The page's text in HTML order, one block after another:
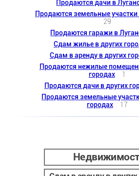
Продаются дачи в
Продаются земельные участки
29
Продаются гаражи в
Сдам жилье в других
Сдам в аренду в других
Продаются нежилые
городах
1
Продаются дачи в других
Продаются земельные
городах
17